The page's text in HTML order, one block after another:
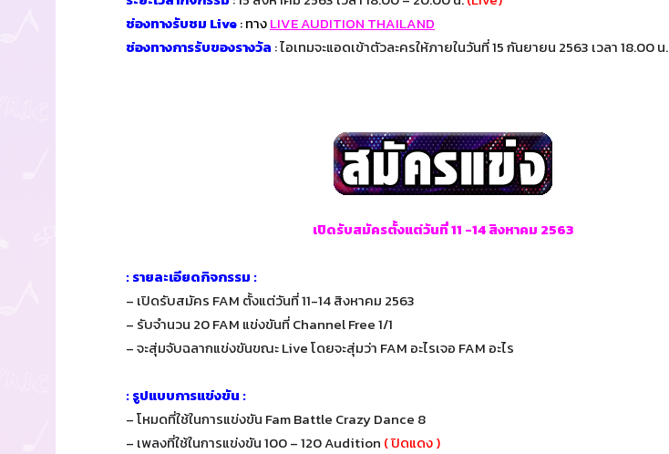
ช่องทางรับชม Live: ทางLIVE AUDITION THAILAND
ช่องทางการรับของรางวัล : ไอเทมจะแอดเข้าตัวละครให้ภายในวันที่ 15 กันยายน 2563 เวลา 18.00 น.
เปิดรับสมัครตั้งแต่วันที่ 11 -14 สิงหาคม 2563
: รายละเอียดกิจกรรม :
– เปิดรับสมัคร FAM ตั้งแต่วันที่ 11-14 สิงหาคม 2563
– รับจำนวน 20 FAM แข่งขันที่ Channel Free 1/1
– จะสุ่มจับฉลากแข่งขันขณะ Live โดยจะสุ่มว่า FAM อะไรเจอ FAM อะไร
: รูปแบบการแข่งขัน :
– โหมดที่ใช้ในการแข่งขัน Fam Battle Crazy Dance 8
– เพลงที่ใช้ในการแข่งขัน 100 – 120 Audition ( ปิดแดง )